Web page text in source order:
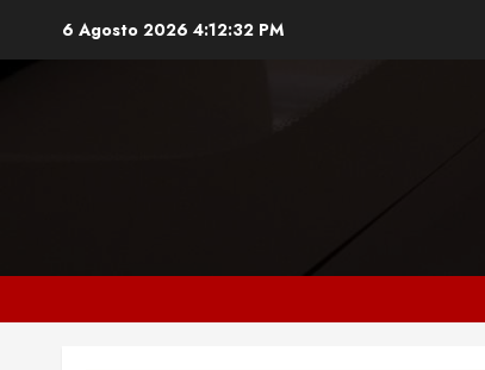
6 Agosto 2026 4:12:33 PM